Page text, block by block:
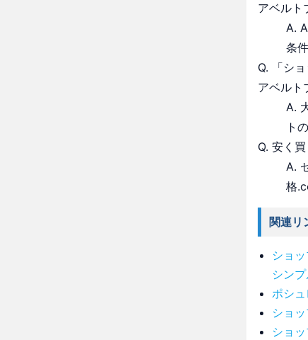
アベルト
A.
条
Q. 「シ
アベルト
A.
ト
Q. 安く
A.
格
関連リ
ショ
シン
ポシ
ショ
ショ